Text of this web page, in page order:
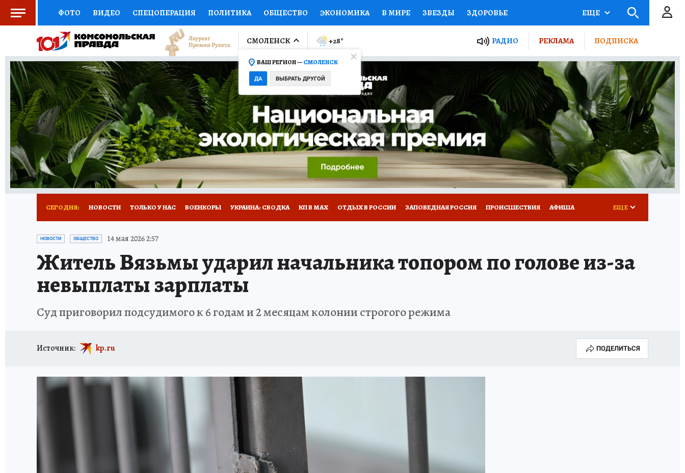
ФОТО ВИДЕО СПЕЦОПЕРАЦИЯ ПОЛИТИКА ОБЩЕСТВО ЭКОНОМИКА В МИРЕ ЗВЕЗДЫ ЗДОРОВЬЕ
СОЦПОДДЕРЖКА НАУКА СПОРТ КОЛУМНИСТЫ ПРОИСШЕСТВИЯ НАЦИОНАЛЬНЫЕ ПРОЕКТЫ РОССИИ
ВЫБОР ЭКСПЕРТОВ ДОКТОР ФИНАНСЫ ОТКРЫВАЕМ МИР Я ЗНАЮ СЕМЬЯ ЖЕНСКИЕ СЕКРЕТЫ ПУТЕВОДИТЕЛЬ
КНИЖНАЯ ПОЛКА ПРОГНОЗЫ НА СПОРТ ПРОМОКОДЫ СЕРИАЛЫ СПЕЦПРОЕКТЫ ДЕФИЦИТ ЖЕЛЕЗА ТУРИЗМ
ПРЕСС-ЦЕНТР НЕДВИЖИМОСТЬ ТЕЛЕВИЗОР КОЛЛЕКЦИИ КОНКУРСЫ РАБОТА У НАС ГИД ПОТРЕБИТЕЛЯ ВСЕ О КП
РАДИО КП РЕКЛАМА ТЕСТЫ НОВОЕ НА САЙТЕ
ЕЩЕ
СМОЛЕНСК
ВАШ РЕГИОН —СМОЛЕНСК
ДА ВЫБРАТЬ ДРУГОЙ
+28° РАДИО РЕКЛАМА ПОДПИСКА
СЕГОДНЯ: НОВОСТИ ТОЛЬКО У НАС ВОЕНКОРЫ УКРАИНА: СВОДКА КП В МАХ ОТДЫХ В РОССИИ ЗАПОВЕДНАЯ РОССИЯ ПРОИСШЕСТВИЯ АФИША
ИСПЫТАНО НА СЕБЕ
ЕЩЕ
НОВОСТИ ОБЩЕСТВО 14 мая 2026 2:57
Житель Вязьмы ударил начальника топором по голове из-за
невыплаты зарплаты
Суд приговорил подсудимого к 6 годам и 2 месяцам колонии строгого режима
Источник: kp.ru ПОДЕЛИТЬСЯ